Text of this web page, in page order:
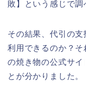
敗】という感じで調
その結果、代引の
利用できるのか？そ
の焼き物の公式サイ
とが分かりました。